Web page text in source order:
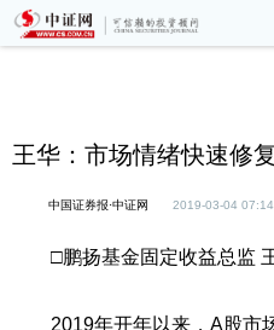
王华：市场情绪快速修
中国证券报·中证网 2019-03-04 07:14
□鹏扬基金固定收益总监
2019年开年以来，A股市